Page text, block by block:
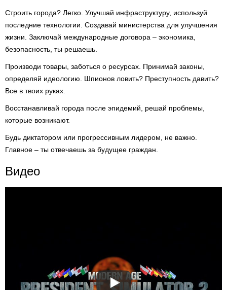
Строить города? Легко. Улучшай инфраструктуру, используй
последние технологии. Создавай министерства для улучшения
жизни. Заключай международные договора – экономика,
безопасность, ты решаешь.
Производи товары, заботься о ресурсах. Принимай законы,
определяй идеологию. Шпионов ловить? Преступность давить?
Все в твоих руках.
Восстанавливай города после эпидемий, решай проблемы,
которые возникают.
Будь диктатором или прогрессивным лидером, не важно.
Главное – ты отвечаешь за будущее граждан.
Видео